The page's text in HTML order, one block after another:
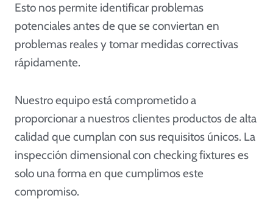
Esto nos permite identificar problemas
potenciales antes de que se conviertan en
problemas reales y tomar medidas correctivas
rápidamente.
Nuestro equipo está comprometido a
proporcionar a nuestros clientes productos de alta
calidad que cumplan con sus requisitos únicos. La
inspección dimensional con checking fixtures es
solo una forma en que cumplimos este
compromiso.